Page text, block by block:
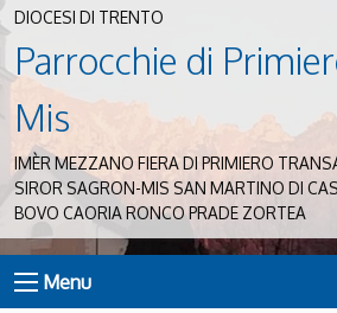
DIOCESI DI TRENTO
Parrocchie di
Mis
IMÈR MEZZANO FIERA DI PRIMIERO
SIROR SAGRON-MIS SAN MARTINO DI
BOVO CAORIA RONCO PRADE ZORTEA
Menu